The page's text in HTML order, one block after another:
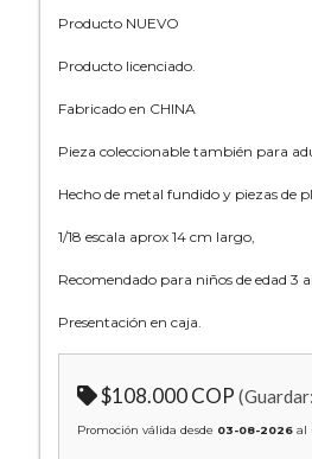
Producto NUEVO
Producto licenciado.
Fabricado en CHINA
Pieza coleccionable también para
Hecho de metal fundido y piezas de
1/18 escala aprox 14 cm largo,
Recomendado para niños de edad 3
Presentación en caja.
$108.000 COP (Guardar:
Promoción válida desde 03-08-2026 al